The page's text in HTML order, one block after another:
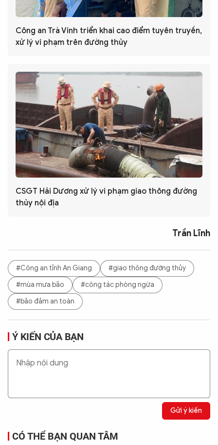
Công an Trà Vinh triển khai cao điểm tuyên truyền,
xử lý vi phạm trên đường thủy
CSGT Hải Dương xử lý vi phạm giao thông đường
thủy nội địa
Trần Lĩnh
#Công an tỉnh An Giang
#giao thông đường thủy
#mùa mưa bão
#công tác phòng ngừa
#bảo đảm an toàn
Ý KIẾN CỦA BẠN
Gửi ý kiến
CÓ THỂ BẠN QUAN TÂM